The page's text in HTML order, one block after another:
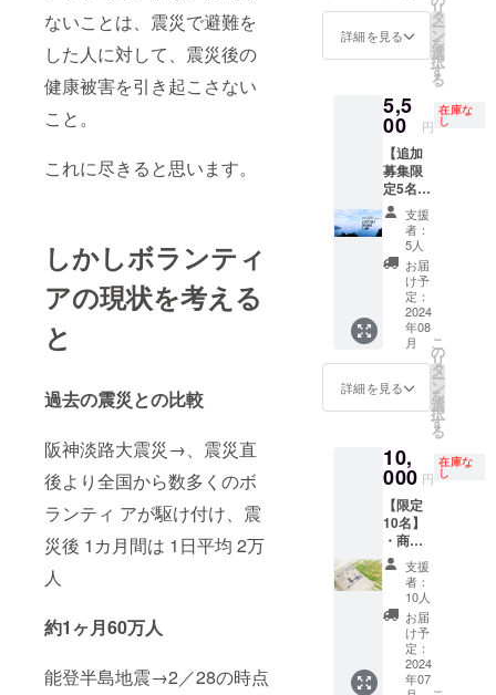
ないことは、震災で避難を
した人に対して、震災後の
健康被害を引き起こさない
こと。
これに尽きると思います。
しかしボランティ
アの現状を考える
と
過去の震災との比較
阪神淡路大震災→、震災直
後より全国から数多くのボ
ランティ アが駆け付け、震
災後 1カ月間は 1日平均 2万
人
約1ヶ月60万人
能登半島地震→2／28の時点
ト：
https://
shop.yo
m/item
s/62807
514 ⑤
ブラッ
ク：
https://
shop.yo
gafullm
oon.co
m/item
s/62807
779 ︎ヨ
ガウェ
ア【full
moon】
https://
shop.yo
gafullm
田ユカ
リプロ
フィー
ル＞ 株
式会社
アンビ
リカ
ジャパ
ン代表
理学療
法士 理
学療法
士・作
業療法
整理 ・
1週間の
時間の
使い方
する ・
現代
病"○○症
候群”を
やめる
・自分
ミー
ティン
グの習
慣化 ・
自分軸
を見つ
け、 充
実した
人生を
手に入
れる7つ
の手帳
術 ・ス
ジュー
ルの断
捨離︎ ・
強迫観
念の手
放し方
・ス
ペース
の作り
方
MENU4
#RELA
TION
【内
記事に
し、コ
所要時
間 30
分 ・提
供方
法 後
日メー
ルに
て、
zoomの
お日に
ちを、
設定さ
せてい
ただき
ます。
月）
ご経験
ありま
いな
キャン
プ場が
大阪市
から車
で90
分！和
歌山県
かつら
ぎ町に
あるん
です！
その名
も「く
つろぎ
も
山々」
る 猪
原有紀
子さん
が、 ご
自身の
子育て
の経験
から
「こん
な場所
があっ
たらい
いの
に！」
ラン
(2024年
8月から
2025年
で) 今年
8周年を
迎える
NZの原
生林の
湖畔で
自給自
足ライ
フを送
る作
家、四
角大輔
が主宰
する会
員制コ
ミュニ
ティ
〈Lifest
yleDesi
p〉が今
年はじ
めて一
般募集
する閲
覧プラ
ン(月
1100円)
にご参
加いた
だけま
す。 著
書「超
ミニマ
詳細を見る
リ
タ
ー
ン
を
選
択
す
る
5,5
00 円
在庫な
し
【追加
募集限
定5名】
〈Lifest
yleDesi
gn.Cam
p〉 四
角大輔
人生デ
ザイン
学メ
ソッド
閲覧プ
ラン
(2024年
8月から
7月末ま
で) 今年
8周年を
迎える
NZの原
生林の
湖畔で
自給自
足ライ
フを送
る作
家、四
角大輔
が主宰
支援
者：
5人
お届
け予
定：
2024
年08
月
詳細を見る
こ
の
リ
タ
ー
ン
を
選
択
す
る
10,
000 円
在庫な
し
【限定
10名】
・商品
名
NAORI
CE に
こま
る
10kg ・
限定
数 10
支援
者：
10人
お届
け予
定：
2024
年07